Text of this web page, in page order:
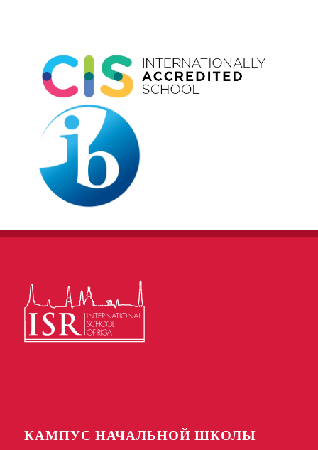
КАМПУС НАЧАЛЬНОЙ ШКОЛЫ